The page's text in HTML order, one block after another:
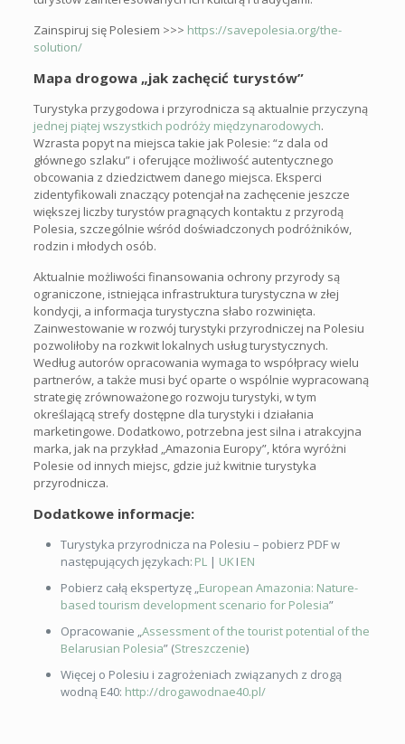
Zainspiruj się Polesiem >>> https://savepolesia.org/the-
solution/
Mapa drogowa „jak zachęcić turystów”
Turystyka przygodowa i przyrodnicza są aktualnie przyczyną
jednej piątej wszystkich podróży międzynarodowych.
Wzrasta popyt na miejsca takie jak Polesie: “z dala od
głównego szlaku” i oferujące możliwość autentycznego
obcowania z dziedzictwem danego miejsca. Eksperci
zidentyfikowali znaczący potencjał na zachęcenie jeszcze
większej liczby turystów pragnących kontaktu z przyrodą
Polesia, szczególnie wśród doświadczonych podróżników,
rodzin i młodych osób.
Aktualnie możliwości finansowania ochrony przyrody są
ograniczone, istniejąca infrastruktura turystyczna w złej
kondycji, a informacja turystyczna słabo rozwinięta.
Zainwestowanie w rozwój turystyki przyrodniczej na Polesiu
pozwoliłoby na rozkwit lokalnych usług turystycznych.
Według autorów opracowania wymaga to współpracy wielu
partnerów, a także musi być oparte o wspólnie wypracowaną
strategię zrównoważonego rozwoju turystyki, w tym
określającą strefy dostępne dla turystyki i działania
marketingowe. Dodatkowo, potrzebna jest silna i atrakcyjna
marka, jak na przykład „Amazonia Europy”, która wyróżni
Polesie od innych miejsc, gdzie już kwitnie turystyka
przyrodnicza.
Dodatkowe informacje:
Turystyka przyrodnicza na Polesiu – pobierz PDF w
następujących językach: PL| UKI EN
Pobierz całą ekspertyzę „European Amazonia: Nature-
based tourism development scenario for Polesia”
Opracowanie „Assessment of the tourist potential of the
Belarusian Polesia” (Streszczenie)
Więcej o Polesiu i zagrożeniach związanych z drogą
wodną E40: http://drogawodnae40.pl/